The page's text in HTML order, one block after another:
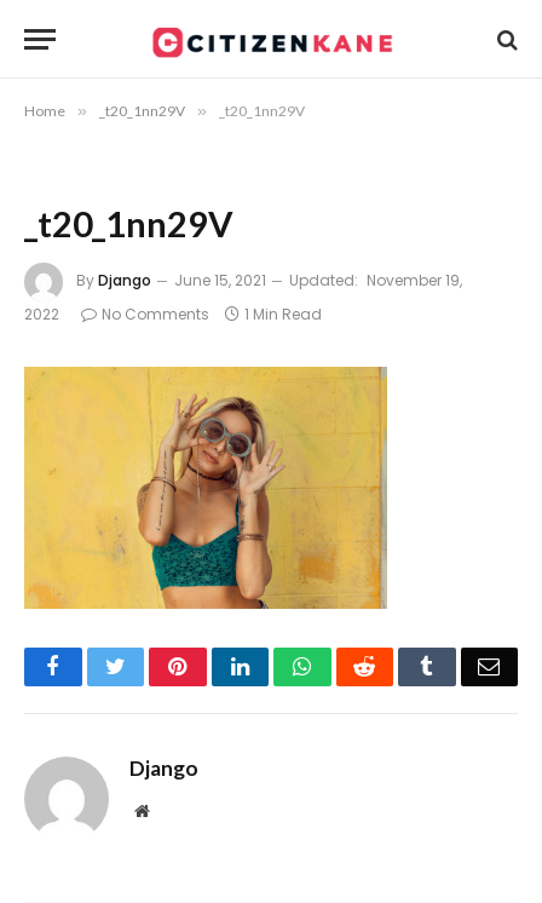
Home » _t20_1nn29V » _t20_1nn29V
_t20_1nn29V
ByDjango June 15, 2021 Updated: November 19,
2022
No Comments 1 Min Read
FacebookTwitterPinterestLinkedInWhatsAppReddit Tumblr
Django
Website